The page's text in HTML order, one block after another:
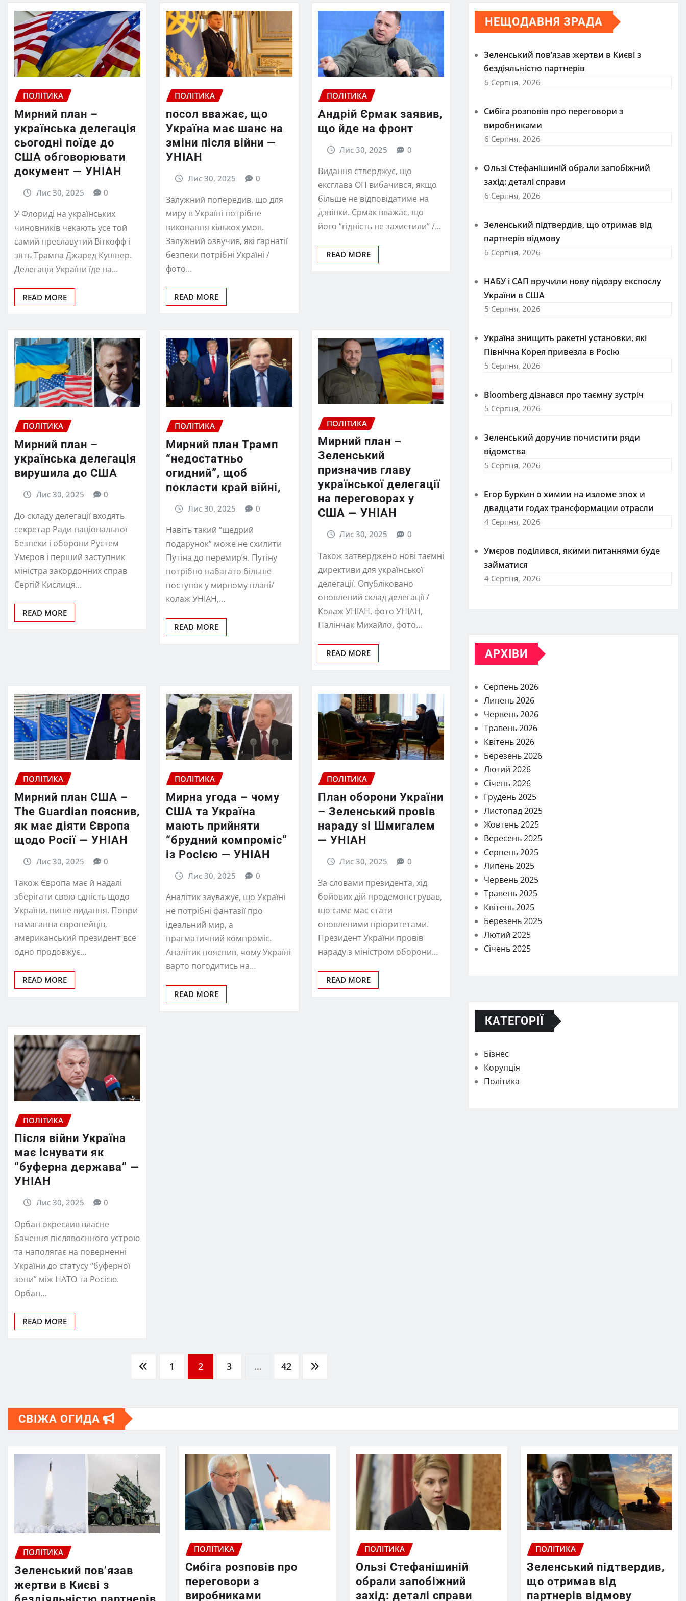
ПОЛІТИКА
Мирний план –
українська делегація
сьогодні поїде до
США обговорювати
документ — УНІАН
Лис 30, 2025 0
У Флориді на українських
чиновників чекають усе той
самий преславутий Віткофф і
зять Трампа Джаред Кушнер.
Делегація України їде на…
READ MORE
ПОЛІТИКА
посол вважає, що
Україна має шанс на
зміни після війни —
УНІАН
Лис 30, 2025 0
Залужний попередив, що для
миру в Україні потрібне
виконання кількох умов.
Залужний озвучив, які гарнатії
безпеки потрібні Україні /
фото…
READ MORE
ПОЛІТИКА
Андрій Єрмак заявив,
що йде на фронт
Лис 30, 2025 0
Видання стверджує, що
ексглава ОП вибачився, якщо
більше не відповідатиме на
дзвінки. Єрмак вважає, що
його “гідність не захистили” /…
READ MORE
ПОЛІТИКА
Мирний план –
українська делегація
вирушила до США
Лис 30, 2025 0
До складу делегації входять
секретар Ради національної
безпеки і оборони Рустем
Умєров і перший заступник
міністра закордонних справ
Сергій Кислиця…
READ MORE
ПОЛІТИКА
Мирний план Трамп
“недостатньо
огидний”, щоб
покласти край війні,
Лис 30, 2025 0
Навіть такий “щедрий
подарунок” може не схилити
Путіна до перемир’я. Путіну
потрібно набагато більше
поступок у мирному плані/
колаж УНІАН,…
READ MORE
ПОЛІТИКА
Мирний план –
Зеленський
призначив главу
української делегації
на переговорах у
США — УНІАН
Лис 30, 2025 0
Також затверджено нові таємні
директиви для української
делегації. Опубліковано
оновлений склад делегації /
Колаж УНІАН, фото УНІАН,
Палінчак Михайло, фото…
READ MORE
ПОЛІТИКА
Мирний план США –
The Guardian пояснив,
як має діяти Європа
щодо Росії — УНІАН
Лис 30, 2025 0
Також Європа має й надалі
зберігати свою єдність щодо
України, пише видання. Попри
намагання європейців,
американський президент все
одно продовжує…
READ MORE
ПОЛІТИКА
Мирна угода – чому
США та Україна
мають прийняти
“брудний компроміс”
із Росією — УНІАН
Лис 30, 2025 0
Аналітик зауважує, що Україні
не потрібні фантазії про
ідеальний мир, а
прагматичний компроміс.
Аналітик пояснив, чому Україні
варто погодитись на…
READ MORE
ПОЛІТИКА
План оборони України
– Зеленський провів
нараду зі Шмигалем
— УНІАН
Лис 30, 2025 0
За словами президента, хід
бойових дій продемонстрував,
що саме має стати
оновленими пріоритетами.
Президент України провів
нараду з міністром оборони…
READ MORE
ПОЛІТИКА
Після війни Україна
має існувати як
“буферна держава” —
УНІАН
Лис 30, 2025 0
Орбан окреслив власне
бачення післявоєнного устрою
та наполягає на поверненні
України до статусу “буферної
зони” між НАТО та Росією.
Орбан…
READ MORE
1 2 3 … 42
НЕЩОДАВНЯ ЗРАДА
Зеленський пов’язав жертви в Києві з
бездіяльністю партнерів
6 Серпня, 2026
Сибіга розповів про переговори з
виробниками
6 Серпня, 2026
Ользі Стефанішиній обрали запобіжний
захід: деталі справи
6 Серпня, 2026
Зеленський підтвердив, що отримав від
партнерів відмову
6 Серпня, 2026
НАБУ і САП вручили нову підозру експослу
України в США
5 Серпня, 2026
Україна знищить ракетні установки, які
Північна Корея привезла в Росію
5 Серпня, 2026
Bloomberg дізнався про таємну зустріч
5 Серпня, 2026
Зеленський доручив почистити ряди
відомства
5 Серпня, 2026
Егор Буркин о химии на изломе эпох и
двадцати годах трансформации отрасли
4 Серпня, 2026
Умєров поділився, якими питаннями буде
займатися
4 Серпня, 2026
АРХІВИ
Серпень 2026
Липень 2026
Червень 2026
Травень 2026
Квітень 2026
Березень 2026
Лютий 2026
Січень 2026
Грудень 2025
Листопад 2025
Жовтень 2025
Вересень 2025
Серпень 2025
Липень 2025
Червень 2025
Травень 2025
Квітень 2025
Березень 2025
Лютий 2025
Січень 2025
КАТЕГОРІЇ
Бізнес
Корупція
Політика
СВІЖА ОГИДА
ПОЛІТИКА
Зеленський пов’язав
жертви в Києві з
ПОЛІТИКА
Сибіга розповів про
переговори з
виробниками
ПОЛІТИКА
Ользі Стефанішиній
обрали запобіжний
захід: деталі справи
ПОЛІТИКА
Зеленський підтвердив,
що отримав від
партнерів відмову